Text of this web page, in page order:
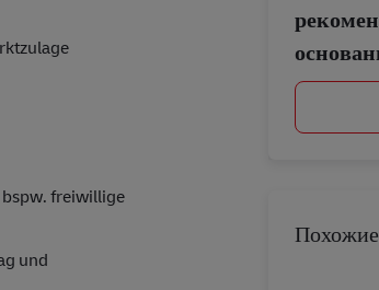
freiwillige
und